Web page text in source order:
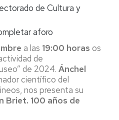
de Cultura y
aforo
a las 19:00 horas os
de
de 2024. Ánchel
científico del
nos presenta su
Briet. 100 años de